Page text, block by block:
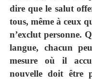
dire que le salut
tous, même à ceux
n’exclut personne.
langue, chacun
mesure où il
nouvelle doit être